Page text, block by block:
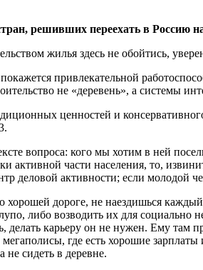
решивших переехать в Россию
жилья здесь не обойтись,
привлекательной
не «деревень», а системы
ценностей и
вопроса: кого мы хотим в ней
части населения, то,
деловой активности; если молодой
дороге, не наездишься
либо возводить их для
карьеру он не нужен. Ему там
где есть хорошие
сидеть в деревне.